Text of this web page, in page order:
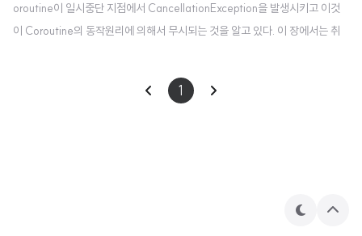
서버 프로세스이다. Supervision job Supervisor..
oroutine이 일시중단 지점에서 CancellationException을 발생시키고 이것
이 Coroutine의 동작원리에 의해서 무시되는 것을 알고 있다. 이 장에서는 취
외를 발생시킬 경우 어떤 일이 일어나는지 살펴볼 것이다. Exception 전파 Cor
outine 빌더는 자동으로 예외를 전파(launch와 actor)하거나 사용자에게 예
1
테
상